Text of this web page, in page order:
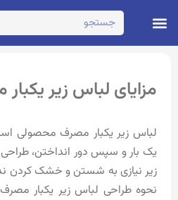
مزایای لباس زیر
لباس زیر یکبار مصرف محصولی
یک بار و سپس دور انداختن،
زیر نیازی به شستن و خشک کردن
نحوه طراحی لباس زیر یکبار